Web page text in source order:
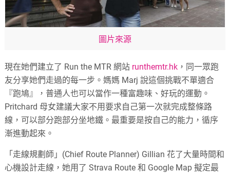
圖片來源
現在她們建立了 Run the MTR 網站 runthemtr.hk ，同一眾跑
友分享她們走過的每一步。媽媽 Marj 說這個挑戰不單適合
『跑鳩』，普通人也可以當作一種富趣味、好玩的運動。
Pritchard 母女建議大家不用要求自己第一次就完成整條路
線，可以部分跑部分坐地鐵。最重要是按自己的能力，循序
漸進動起來。
「走線規劃師」(Chief Route Planner) Gillian 花了大量時間和
心機設計走線，她用了 Strava Route 和 Google Map 擬定最